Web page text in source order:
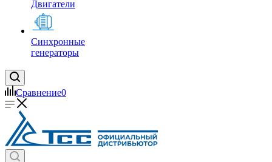
Двигатели
Синхронные
генераторы
Сравнение0